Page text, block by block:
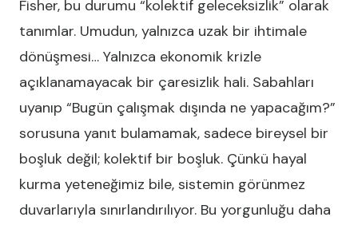
Fisher, bu durumu “kolektif geleceksizlik” olarak
tanımlar. Umudun, yalnızca uzak bir ihtimale
dönüşmesi… Yalnızca ekonomik krizle
açıklanamayacak bir çaresizlik hali. Sabahları
uyanıp “Bugün çalışmak dışında ne yapacağım?”
sorusuna yanıt bulamamak, sadece bireysel bir
boşluk değil; kolektif bir boşluk. Çünkü hayal
kurma yeteneğimiz bile, sistemin görünmez
duvarlarıyla sınırlandırılıyor. Bu yorgunluğu daha